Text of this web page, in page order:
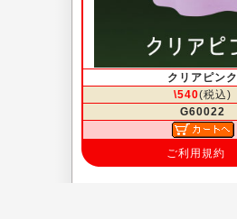
クリアピンク
\540(税込)
G60022
ご利用規約